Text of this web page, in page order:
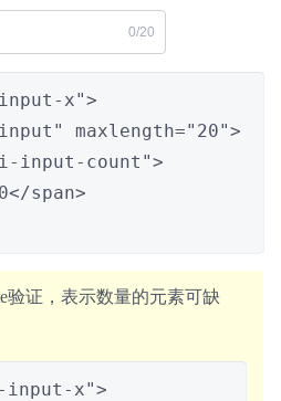
0/20
x">
span>
验证，表示数量的元素可缺
input-x">